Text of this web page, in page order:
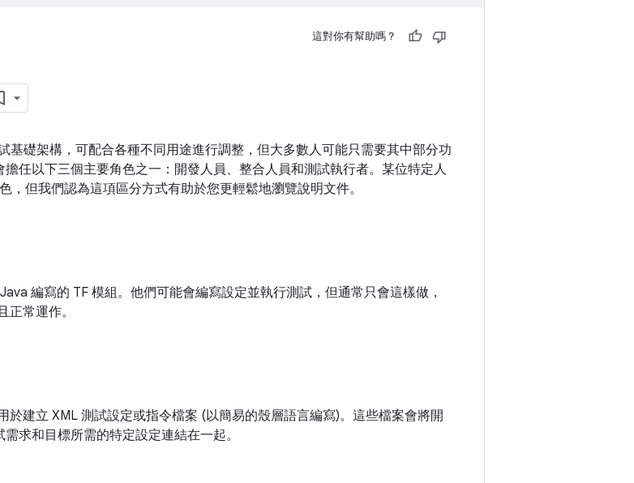
這對你有幫助嗎？
基礎架構，可配合各種不同用途進行調整，但大多數人可能只需要其中部分功
任以下三個主要角色之一：開發人員、整合人員和測試執行者。某位特定人
，但我們認為這項區分方式有助於您更輕鬆地瀏覽說明文件。
編寫的 TF 模組。他們可能會編寫設定並執行測試，但通常只會這樣做，
常運作。
於建立 XML 測試設定或指令檔案 (以簡易的殼層語言編寫)。這些檔案會將開
求和目標所需的特定設定連結在一起。